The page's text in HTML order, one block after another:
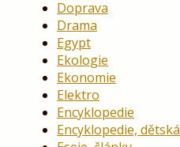
Doprava
Drama
Egypt
Ekologie
Ekonomie
Elektro
Encyklopedie
Encyklopedie, dětská